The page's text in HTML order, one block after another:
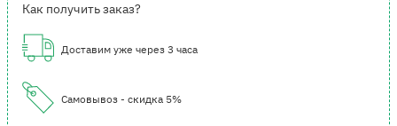
Как получить заказ?
Доставим уже через 3 часа
Самовывоз - скидка 5%